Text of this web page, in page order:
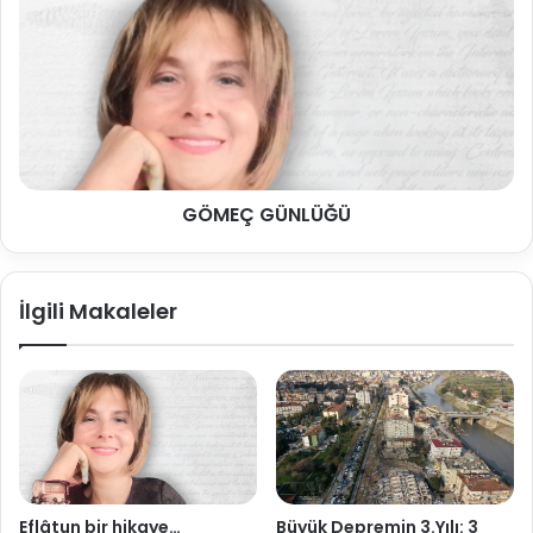
GÖMEÇ GÜNLÜĞÜ
İlgili Makaleler
Eflâtun bir hikaye… Büyük Depremin 3.Yılı: 3